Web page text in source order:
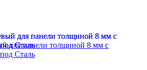
для панели толщиной 8 мм с
Сталь